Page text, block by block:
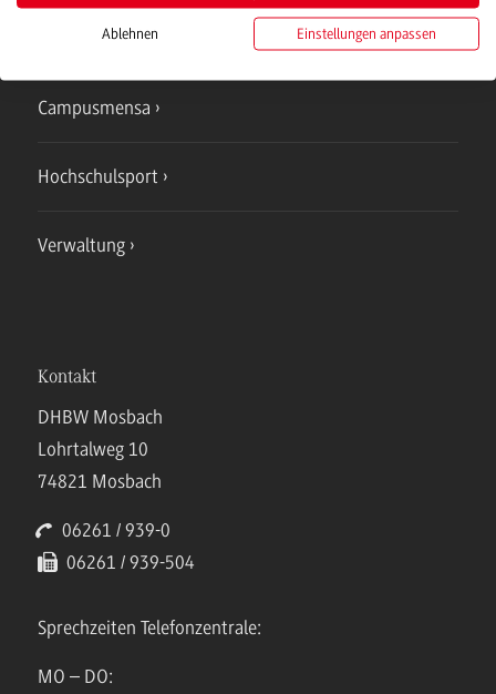
IT Service
Campusmensa
Hochschulsport
Verwaltung
Kontakt
DHBW Mosbach
Lohrtalweg 10
74821 Mosbach
06261 / 939-0
06261 / 939-504
Sprechzeiten Telefonzentrale:
MO – DO:
Ablehnen Einstellungen anpassen